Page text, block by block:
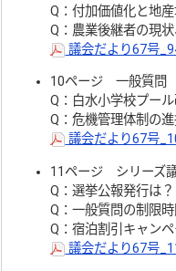
Q：付加価値化と地
Q：農業後継者の現状
議会だより67号
10ページ 一般質問
Q：白水小学校プー
Q：危機管理体制の
議会だより67号
11ページ シリーズ議
Q：選挙公報発行は？
Q：一般質問の制限時
Q：宿泊割引キャンペ
議会だより67号